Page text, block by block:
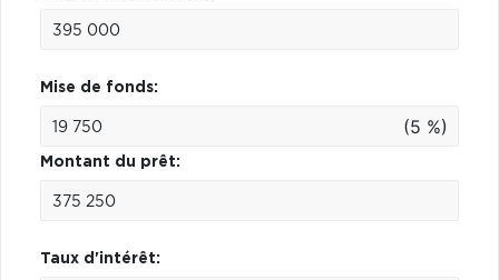
Mise de fonds:
(5 %)
Montant du prêt:
Taux d'intérêt: